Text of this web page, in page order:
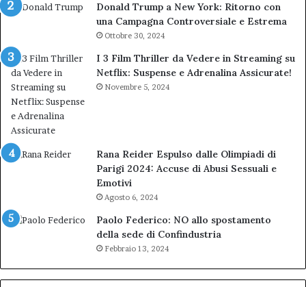
Donald Trump a New York: Ritorno con
una Campagna Controversiale e Estrema
Ottobre 30, 2024
I 3 Film Thriller da Vedere in Streaming su
Netflix: Suspense e Adrenalina Assicurate!
Novembre 5, 2024
Rana Reider Espulso dalle Olimpiadi di
Parigi 2024: Accuse di Abusi Sessuali e
Emotivi
Agosto 6, 2024
Paolo Federico: NO allo spostamento
della sede di Confindustria
Febbraio 13, 2024